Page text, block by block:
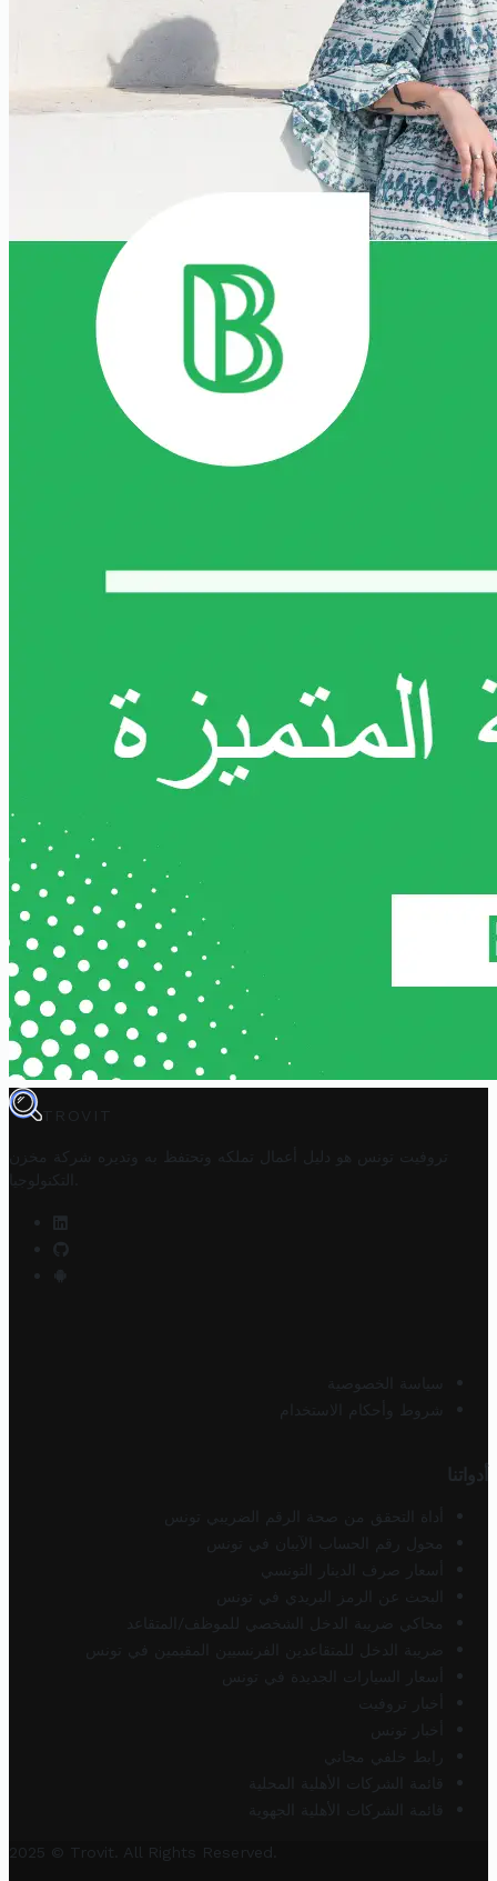
TROVIT
تروفيت تونس هو دليل أعمال تملكه وتحتفظ به وتديره
شركة مخزن
التكنولوجيا
سياسة الخصوصية
شروط وأحكام الاستخدام
أدواتنا
أداة التحقق من صحة الرقم الضريبي تونس
محول رقم الحساب الآيبان في تونس
أسعار صرف الدينار التونسي
البحث عن الرمز البريدي في تونس
محاكي ضريبة الدخل الشخصي للموظف/المتقاعد
ضريبة الدخل للمتقاعدين الفرنسيين المقيمين في تونس
أسعار السيارات الجديدة في تونس
أخبار تروفيت
أخبار تونس
رابط خلفي مجاني
قائمة الشركات الأهلية المحلية
قائمة الشركات الأهلية الجهوية
2025 © Trovit. All Rights Reserved.